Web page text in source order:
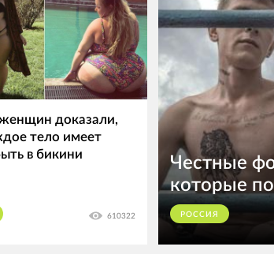
доказали,
тело имеет
в бикини
610322
Честные
которые
РОССИЯ